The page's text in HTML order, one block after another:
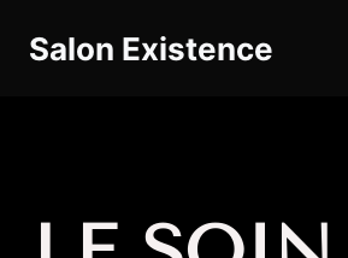
Salon Existence